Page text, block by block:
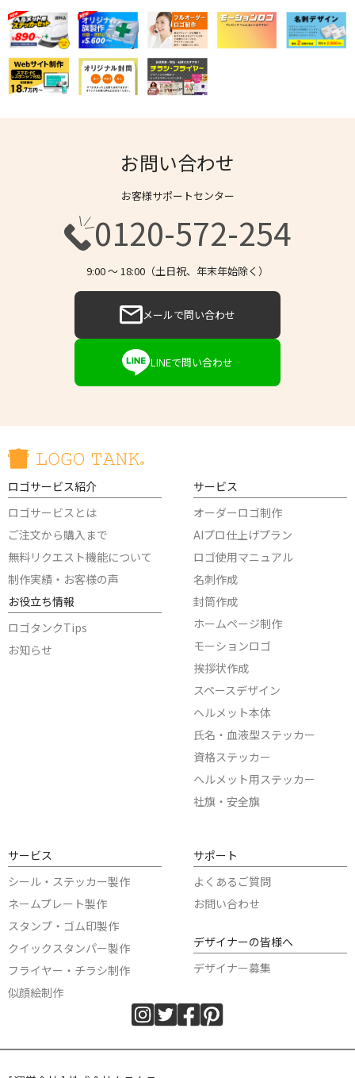
お問い合わせ
お客様サポートセンター
0120-572-254
9:00 〜 18:00（土日祝、年末年始除く）
メールで問い合わせ
LINEで問い合わせ
ロゴサービス紹介
ロゴサービスとは
ご注文から購入まで
無料リクエスト機能について
制作実績・お客様の声
お役立ち情報
ロゴタンクTips
お知らせ
サービス
オーダーロゴ制作
AIプロ仕上げプラン
ロゴ使用マニュアル
名刺作成
封筒作成
ホームページ制作
モーションロゴ
挨拶状作成
スペースデザイン
ヘルメット本体
氏名・血液型ステッカー
資格ステッカー
ヘルメット用ステッカー
社旗・安全旗
サービス
シール・ステッカー製作
ネームプレート製作
スタンプ・ゴム印製作
クイックスタンパー製作
フライヤー・チラシ制作
似顔絵制作
サポート
よくあるご質問
お問い合わせ
デザイナーの皆様へ
デザイナー募集